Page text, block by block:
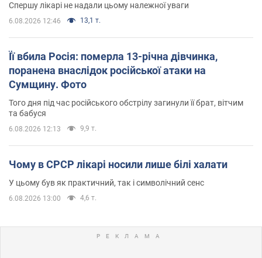
Спершу лікарі не надали цьому належної уваги
6.08.2026 12:46 13,1 т.
Її вбила Росія: померла 13-річна дівчинка,
поранена внаслідок російської атаки на
Сумщину. Фото
Того дня під час російського обстрілу загинули її брат, вітчим
та бабуся
6.08.2026 12:13 9,9 т.
Чому в СРСР лікарі носили лише білі халати
У цьому був як практичний, так і символічний сенс
6.08.2026 13:00 4,6 т.